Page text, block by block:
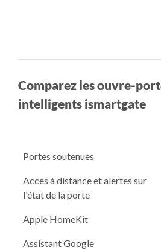
Comparez les ouvre-
intelligents ismartgate
Portes soutenues
Accès à distance et alertes sur
l'état de la porte
Apple HomeKit
Assistant Google